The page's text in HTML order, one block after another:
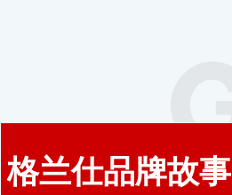
格兰仕品牌故事